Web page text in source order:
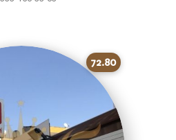
72.80